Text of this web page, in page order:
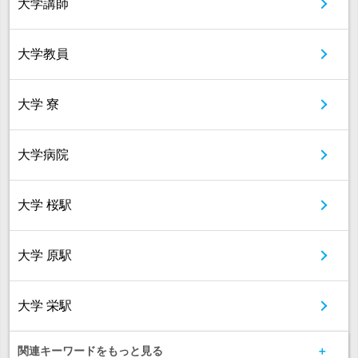
大学講師
大学教員
大学 寮
大学病院
大学 桜駅
大学 原駅
大学 栄駅
関連キーワードをもっと見る